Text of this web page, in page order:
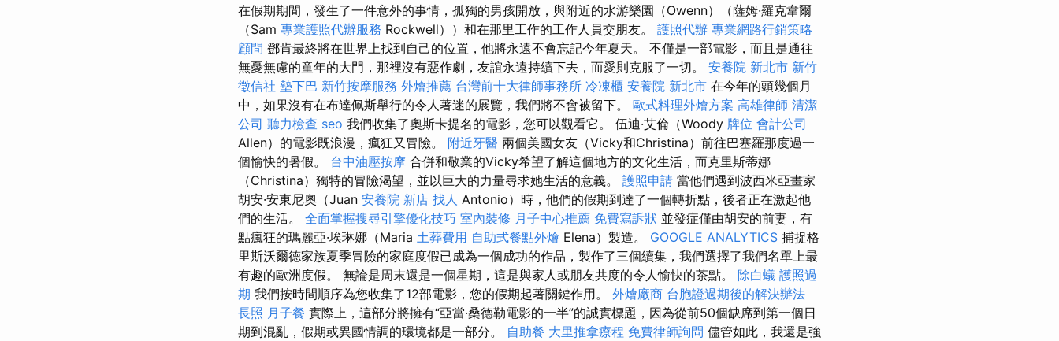
在假期期間，發生了一件意外的事情，孤獨的男孩開放，與附近的水游樂園（Owenn）（薩姆·羅克韋爾
（Sam 專業護照代辦服務 Rockwell））和在那里工作的工作人員交朋友。 護照代辦 專業網路行銷策略
顧問 鄧肯最終將在世界上找到自己的位置，他將永遠不會忘記今年夏天。 不僅是一部電影，而且是通往
無憂無慮的童年的大門，那裡沒有惡作劇，友誼永遠持續下去，而愛則克服了一切。 安養院 新北市 新竹
徵信社 墊下巴 新竹按摩服務 外燴推薦 台灣前十大律師事務所 冷凍櫃 安養院 新北市 在今年的頭幾個月
中，如果沒有在布達佩斯舉行的令人著迷的展覽，我們將不會被留下。 歐式料理外燴方案 高雄律師 清潔
公司 聽力檢查 seo 我們收集了奧斯卡提名的電影，您可以觀看它。 伍迪·艾倫（Woody 牌位 會計公司
Allen）的電影既浪漫，瘋狂又冒險。 附近牙醫 兩個美國女友（Vicky和Christina）前往巴塞羅那度過一
個愉快的暑假。 台中油壓按摩 合併和敬業的Vicky希望了解這個地方的文化生活，而克里斯蒂娜
（Christina）獨特的冒險渴望，並以巨大的力量尋求她生活的意義。 護照申請 當他們遇到波西米亞畫家
胡安·安東尼奧（Juan 安養院 新店 找人 Antonio）時，他們的假期到達了一個轉折點，後者正在激起他
們的生活。 全面掌握搜尋引擎優化技巧 室內裝修 月子中心推薦 免費寫訴狀 並發症僅由胡安的前妻，有
點瘋狂的瑪麗亞·埃琳娜（Maria 土葬費用 自助式餐點外燴 Elena）製造。 GOOGLE ANALYTICS 捕捉格
里斯沃爾德家族夏季冒險的家庭度假已成為一個成功的作品，製作了三個續集，我們選擇了我們名單上最
有趣的歐洲度假。 無論是周末還是一個星期，這是與家人或朋友共度的令人愉快的茶點。 除白蟻 護照過
期 我們按時間順序為您收集了12部電影，您的假期起著關鍵作用。 外燴廠商 台胞證過期後的解決辦法
長照 月子餐 實際上，這部分將擁有“亞當·桑德勒電影的一半”的誠實標題，因為從前50個缺席到第一個日
期到混亂，假期或異國情調的環境都是一部分。 自助餐 大里推拿療程 免費律師詢問 儘管如此，我還是強